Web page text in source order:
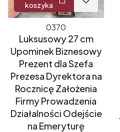
koszyka
0370
Luksusowy 27 cm
Upominek Biznesowy
Prezent dla Szefa
Prezesa Dyrektora na
Rocznicę Założenia
Firmy Prowadzenia
Działalności Odejście
na Emeryturę